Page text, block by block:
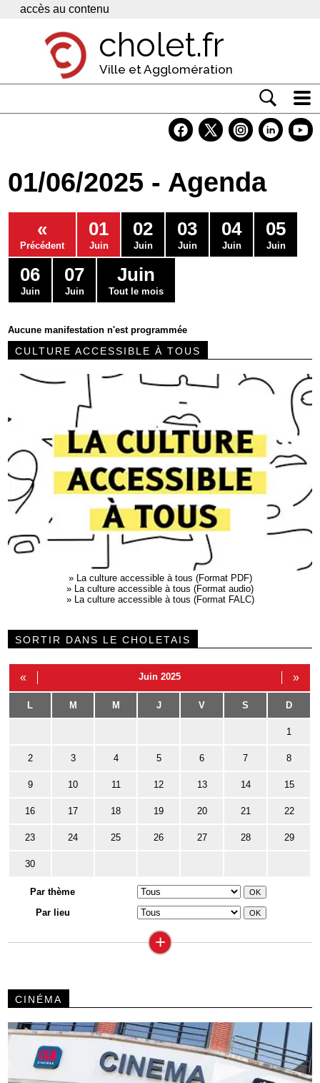
Panneau de gestion des cookies
accès au contenu
cholet.fr
Ville et Agglomération
Economie
Services
Contacts
01/06/2025 - Agenda
«
Précédent
01
Juin
02
Juin
03
Juin
04
Juin
05
Juin
06
Juin
07
Juin
Juin
Tout le mois
Aucune manifestation n'est programmée
CULTURE ACCESSIBLE À TOUS
»
La culture accessible à tous (Format PDF)
»
La culture accessible à tous (Format audio)
»
La culture accessible à tous (Format FALC)
SORTIR DANS LE CHOLETAIS
« Juin 2025 »
L M M J V S D
1
2 3 4 5 6 7 8
9 10 11 12 13 14 15
16 17 18 19 20 21 22
23 24 25 26 27 28 29
30
Par thème
Par lieu
+
CINÉMA